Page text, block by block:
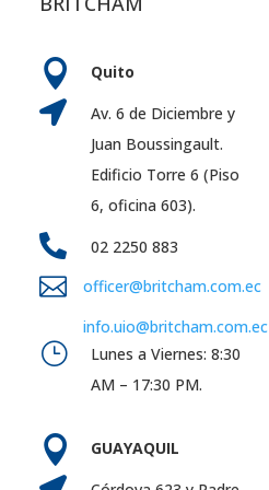
 Quito

Av. 6 de Diciembre y
Juan Boussingault.
Edificio Torre 6 (Piso
6, oficina 603).
 02 2250 883

officer@britcham.com.ec
info.uio@britcham.com.ec
}
Lunes a Viernes: 8:30
AM – 17:30 PM.
 GUAYAQUIL